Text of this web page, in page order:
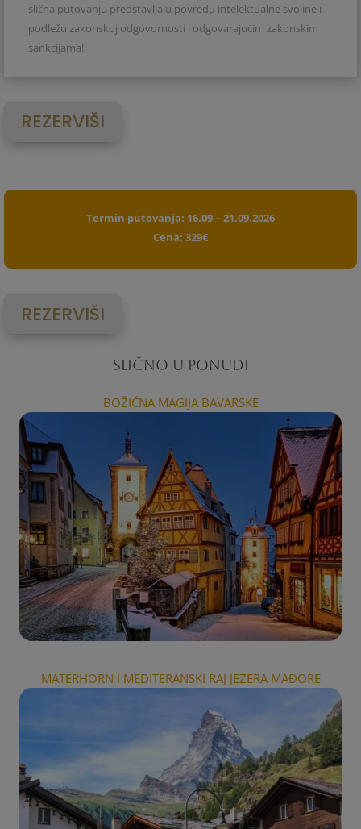
slična putovanju predstavljaju povredu intelektualne svojine i
podležu zakonskoj odgovornosti i odgovarajućim zakonskim
sankcijama!
REZERVIŠI
Termin putovanja: 16.09 – 21.09.2026
Cena: 329€
REZERVIŠI
SLIČNO U PONUDI
BOŽIĆNA MAGIJA BAVARSKE
MATERHORN I MEDITERANSKI RAJ JEZERA MAĐORE